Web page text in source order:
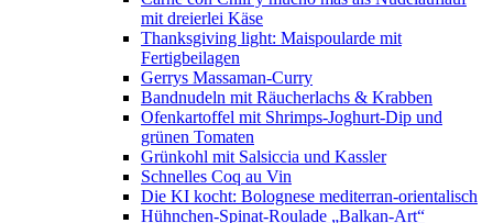
mit dreierlei Käse
Thanksgiving light: Maispoularde mit
Fertigbeilagen
Gerrys Massaman-Curry
Bandnudeln mit Räucherlachs & Krabben
Ofenkartoffel mit Shrimps-Joghurt-Dip und
grünen Tomaten
Grünkohl mit Salsiccia und Kassler
Schnelles Coq au Vin
Die KI kocht: Bolognese mediterran-orientalisch
Hühnchen-Spinat-Roulade „Balkan-Art“